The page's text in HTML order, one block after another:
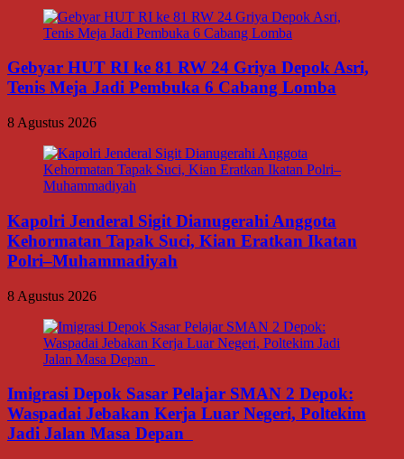
Gebyar HUT RI ke 81 RW 24 Griya Depok Asri,
Tenis Meja Jadi Pembuka 6 Cabang Lomba
8 Agustus 2026
Kapolri Jenderal Sigit Dianugerahi Anggota
Kehormatan Tapak Suci, Kian Eratkan Ikatan
Polri–Muhammadiyah
8 Agustus 2026
Imigrasi Depok Sasar Pelajar SMAN 2 Depok:
Waspadai Jebakan Kerja Luar Negeri, Poltekim
Jadi Jalan Masa Depan